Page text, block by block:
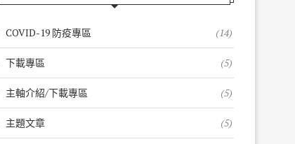
COVID-19 防疫專區 (14)
下載專區 (5)
主軸介紹/下載專區 (5)
主題文章 (5)